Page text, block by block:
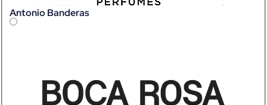
Antonio Banderas